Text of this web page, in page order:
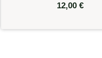
12,00 €